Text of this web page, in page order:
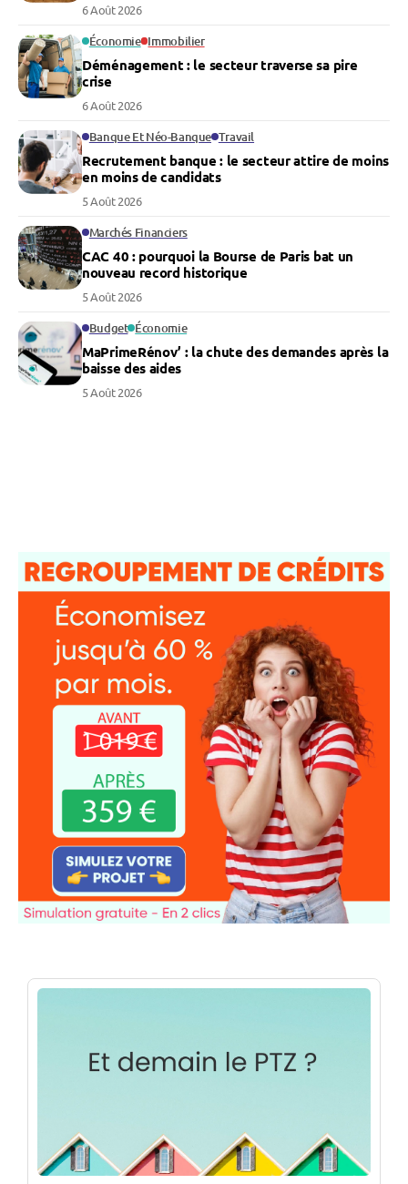
6 Août 2026
Économie Immobilier
Déménagement : le secteur traverse sa pire
crise
6 Août 2026
Banque Et Néo-Banque Travail
Recrutement banque : le secteur attire de moins
en moins de candidats
5 Août 2026
Marchés Financiers
CAC 40 : pourquoi la Bourse de Paris bat un
nouveau record historique
5 Août 2026
Budget Économie
MaPrimeRénov’ : la chute des demandes après la
baisse des aides
5 Août 2026